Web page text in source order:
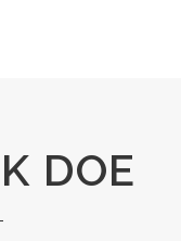
DOE